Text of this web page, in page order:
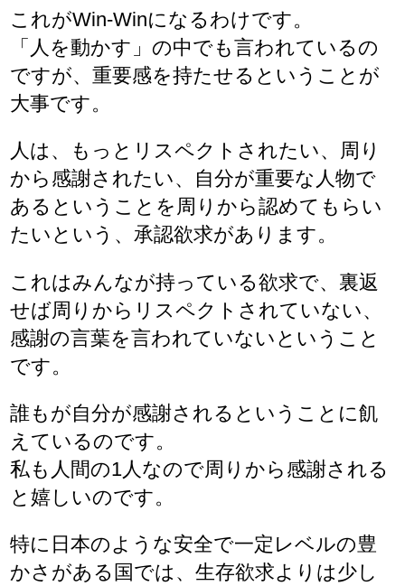
これがWin-Winになるわけです。
「人を動かす」の中でも言われているの
ですが、重要感を持たせるということが
大事です。
人は、もっとリスペクトされたい、周り
から感謝されたい、自分が重要な人物で
あるということを周りから認めてもらい
たいという、承認欲求があります。
これはみんなが持っている欲求で、裏返
せば周りからリスペクトされていない、
感謝の言葉を言われていないということ
です。
誰もが自分が感謝されるということに飢
えているのです。
私も人間の1人なので周りから感謝される
と嬉しいのです。
特に日本のような安全で一定レベルの豊
かさがある国では、生存欲求よりは少し